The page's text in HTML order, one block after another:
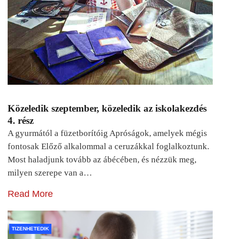
Közeledik szeptember, közeledik az iskolakezdés
4. rész
A gyurmától a füzetborítóig Apróságok, amelyek mégis
fontosak Előző alkalommal a ceruzákkal foglalkoztunk.
Most haladjunk tovább az ábécében, és nézzük meg,
milyen szerepe van a…
Read More
TIZENHETEDIK